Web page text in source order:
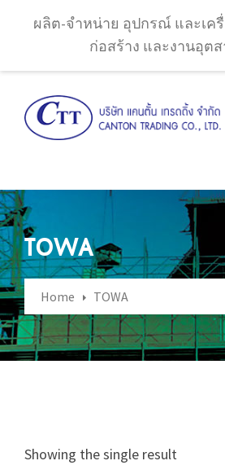
ผลิต-จำหน่าย อุปกรณ์ และเค
ก่อสร้าง และงานอุต
TOWA
Home TOWA
Showing the single result